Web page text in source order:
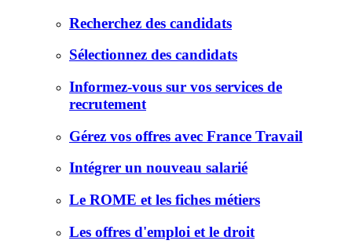
Recherchez des candidats
Sélectionnez des candidats
Informez-vous sur vos services de
recrutement
Gérez vos offres avec France Travail
Intégrer un nouveau salarié
Le ROME et les fiches métiers
Les offres d'emploi et le droit